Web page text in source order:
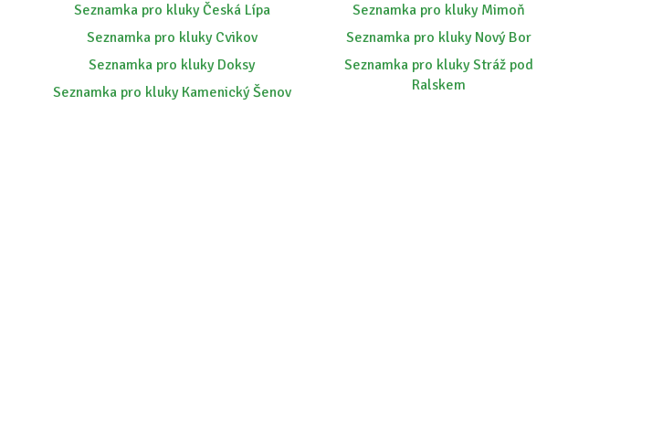
Seznamka pro kluky Česká Lípa
Seznamka pro kluky Cvikov
Seznamka pro kluky Doksy
Seznamka pro kluky Kamenický Šenov
Seznamka pro kluky Mimoň
Seznamka pro kluky Nový Bor
Seznamka pro kluky Stráž pod
Ralskem